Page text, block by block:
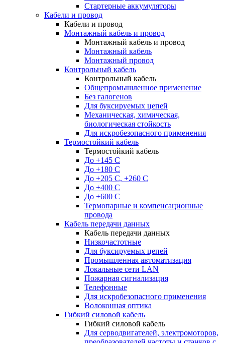
Стартерные аккумуляторы
Кабели и провод
Кабели и провод
Монтажный кабель и провод
Монтажный кабель и провод
Монтажный кабель
Монтажный провод
Контрольный кабель
Контрольный кабель
Общепромышленное применение
Без галогенов
Для буксируемых цепей
Механическая, химическая,
биологическая стойкость
Для искробезопасного применения
Термостойкий кабель
Термостойкий кабель
До +145 С
До +180 C
До +205 С, +260 С
До +400 C
До +600 С
Термопарные и компенсационные
провода
Кабель передачи данных
Кабель передачи данных
Низкочастотные
Для буксируемых цепей
Промышленная автоматизация
Локальные сети LAN
Пожарная сигнализация
Телефонные
Для искробезопасного применения
Волоконная оптика
Гибкий силовой кабель
Гибкий силовой кабель
Для серводвигателей, электромоторов,